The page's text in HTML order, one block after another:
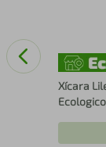
Xícara